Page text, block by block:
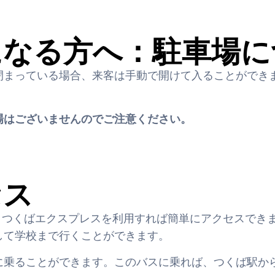
る方へ：駐車場
っている場合、来客は手動で開けて入ることができ
ございませんのでご注意ください。
くばエクスプレスを利用すれば簡単にアクセスでき
学校まで行くことができます。
ることができます。このバスに乗れば、つくば駅